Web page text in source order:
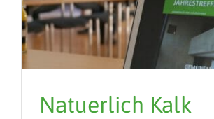
Natuerlich Kalk